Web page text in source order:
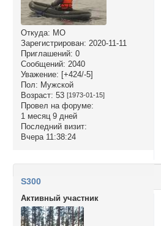
Откуда: МО
Зарегистрирован: 2020-11-11
Приглашений: 0
Сообщений: 2040
Уважение: [+424/-5]
Пол: Мужской
Возраст: 53 [1973-01-15]
Провел на форуме:
1 месяц 9 дней
Последний визит:
Вчера 11:38:24
S300
Активный участник